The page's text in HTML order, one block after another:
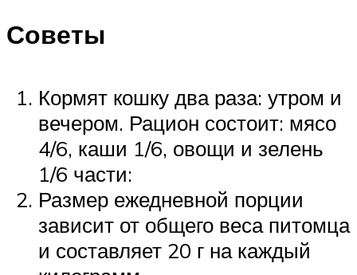
Советы
Кормят кошку два раза: утром и
вечером. Рацион состоит: мясо
4/6, каши 1/6, овощи и зелень
1/6 части:
Размер ежедневной порции
зависит от общего веса питомца
и составляет 20 г на каждый